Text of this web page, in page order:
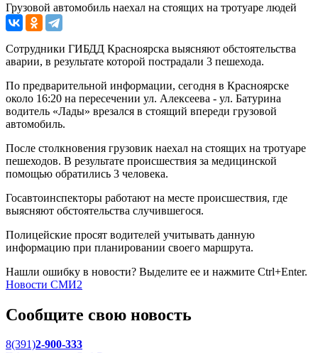
Грузовой автомобиль наехал на стоящих на тротуаре людей
Сотрудники ГИБДД Красноярска выясняют обстоятельства
аварии, в результате которой пострадали 3 пешехода.
По предварительной информации, сегодня в Красноярске
около 16:20 на пересечении ул. Алексеева - ул. Батурина
водитель «Лады» врезался в стоящий впереди грузовой
автомобиль.
После столкновения грузовик наехал на стоящих на тротуаре
пешеходов. В результате происшествия за медицинской
помощью обратились 3 человека.
Госавтоинспекторы работают на месте происшествия, где
выясняют обстоятельства случившегося.
Полицейские просят водителей учитывать данную
информацию при планировании своего маршрута.
Нашли ошибку в новости? Выделите ее и нажмите Ctrl+Enter.
Новости СМИ2
Сообщите свою новость
8(391)2-900-333